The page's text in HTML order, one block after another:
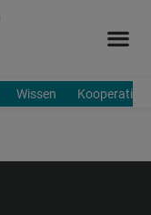
Wissen